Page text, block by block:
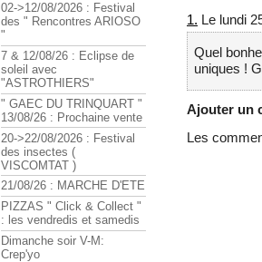
1. Le lundi
Quel
uniques !
Ajouter un
Les
02->12/08/2026 : Festival
des " Rencontres ARIOSO
"
7 & 12/08/26 : Eclipse de
soleil avec
"ASTROTHIERS"
" GAEC DU TRINQUART "
13/08/26 : Prochaine vente
20->22/08/2026 : Festival
des insectes (
VISCOMTAT )
21/08/26 : MARCHE D'ETE
PIZZAS " Click & Collect "
: les vendredis et samedis
Dimanche soir V-M:
Crep'yo